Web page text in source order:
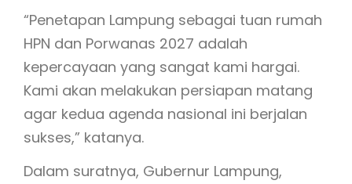
“Penetapan Lampung sebagai tuan rumah
HPN dan Porwanas 2027 adalah
kepercayaan yang sangat kami hargai.
Kami akan melakukan persiapan matang
agar kedua agenda nasional ini berjalan
sukses,” katanya.
Dalam suratnya, Gubernur Lampung,